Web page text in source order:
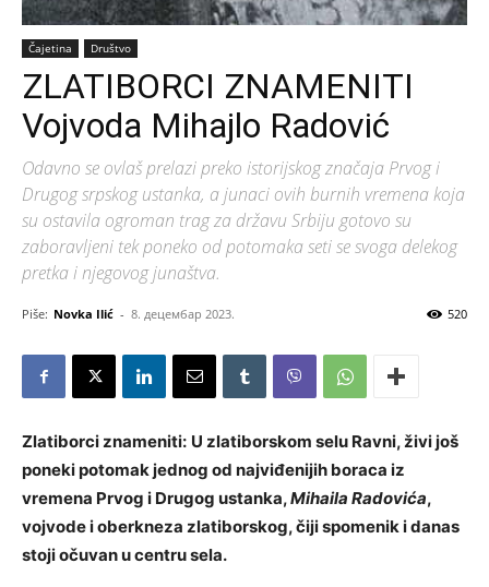
Čajetina Društvo
ZLATIBORCI ZNAMENITI
Vojvoda Mihajlo Radović
Odavno se ovlaš prelazi preko istorijskog značaja Prvog i
Drugog srpskog ustanka, a junaci ovih burnih vremena koja
su ostavila ogroman trag za državu Srbiju gotovo su
zaboravljeni tek poneko od potomaka seti se svoga delekog
pretka i njegovog junaštva.
Piše: Novka Ilić - 8. децембар 2023. 520
Zlatiborciznameniti: U zlatiborskom selu Ravni, živi još
poneki potomak jednog od najviđenijih boraca iz
vremena Prvog i Drugog ustanka,Mihaila Radovića,
vojvode i oberkneza zlatiborskog, čiji spomenik i danas
stoji očuvan u centru sela.